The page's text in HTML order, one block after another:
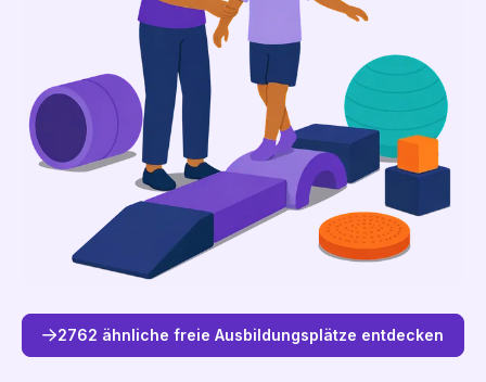
2762 ähnliche freie Ausbildungsplätze entdecken